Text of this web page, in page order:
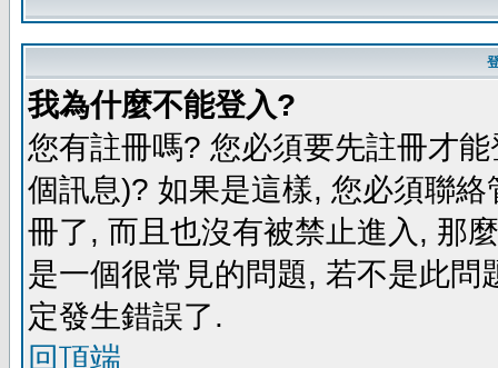
我為什麼不能登入?
您有註冊嗎? 您必須要先註冊才
個訊息)? 如果是這樣, 您必須聯
冊了, 而且也沒有被禁止進入, 那
是一個很常見的問題, 若不是此
定發生錯誤了.
回頂端